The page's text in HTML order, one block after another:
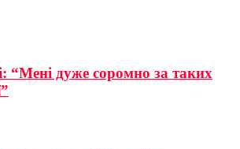
“Мені дуже соромно за таких